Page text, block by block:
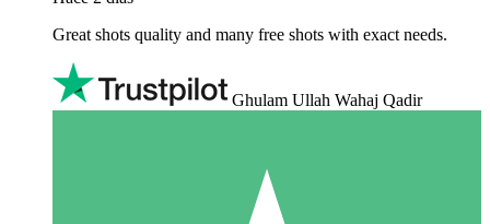
Great shots quality and many free shots with exact needs.
Ghulam Ullah Wahaj Qadir